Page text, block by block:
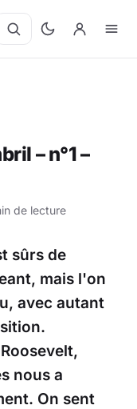
– n°1 –
de lecture
sûrs de
mais l'on
avec autant
nous a
On sent